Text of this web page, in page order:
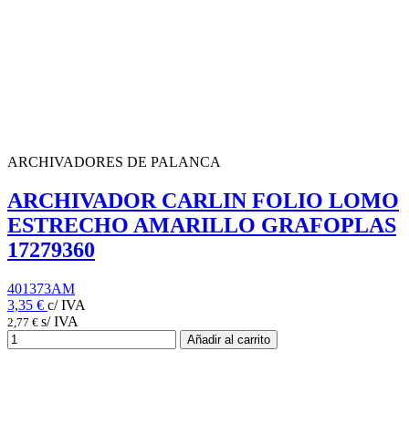
ARCHIVADORES DE PALANCA
ARCHIVADOR CARLIN FOLIO LOMO
ESTRECHO AMARILLO GRAFOPLAS
17279360
401373AM
3,35 € c/ IVA
2,77 € s/ IVA
Añadir al carrito